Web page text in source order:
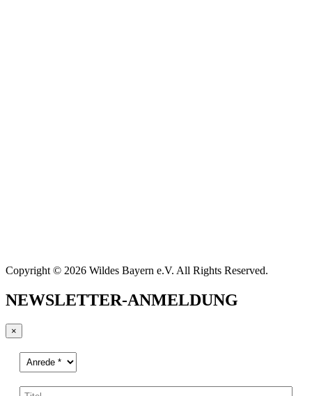
Copyright © 2026 Wildes Bayern e.V. All Rights Reserved.
NEWSLETTER-ANMELDUNG
×